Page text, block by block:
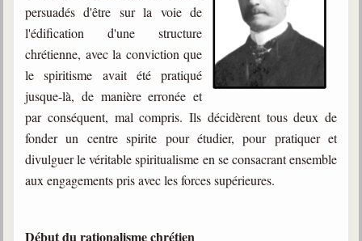
persuadés d'être sur la voie de
l'édification d'une structure
chrétienne, avec la conviction que
le spiritisme avait été pratiqué
jusque-là, de manière erronée et
par conséquent, mal compris. Ils décidèrent tous deux de
fonder un centre spirite pour étudier, pour pratiquer et
divulguer le véritable spiritualisme en se consacrant ensemble
aux engagements pris avec les forces supérieures.
Début du rationalisme chrétien